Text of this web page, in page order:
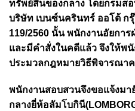
ทรัพย์สินของกลาง โดยกรมส
บริษัท เบนซ์นครินทร์ ออโต้ ก
119/2560 นั้น พนักงานอัยกา
และมีคำสั่งในคดีแล้ว จึงให้พ
ประมวลกฎหมายวิธีพิจารณา
พนักงานสอบสวนจึงขอแจ้งม
กลางยี่ห้อลัมโบกินี